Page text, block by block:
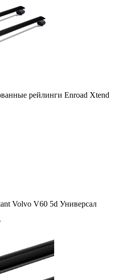
рейлинги Enroad Xtend
Volvo V60 5d Универсал